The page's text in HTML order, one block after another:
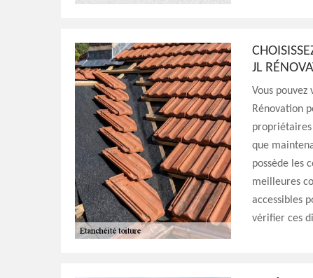
JL
Vous
Rénovation
que
possède les
meilleures
accessibles
vérifier ces